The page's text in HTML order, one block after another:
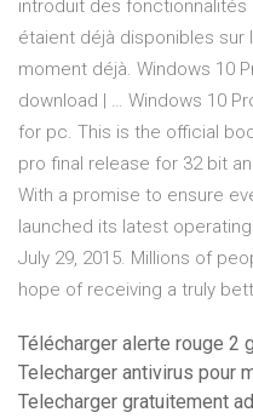
introduit des
étaient déjà disponibles sur
moment déjà. Windows 10
download | … Windows 10
for pc. This is the official
pro final release for 32 bit
With a promise to ensure
launched its latest
July 29, 2015. Millions of
hope of receiving a truly
Télécharger alerte rouge 2
Telecharger antivirus pour
Telecharger gratuitement